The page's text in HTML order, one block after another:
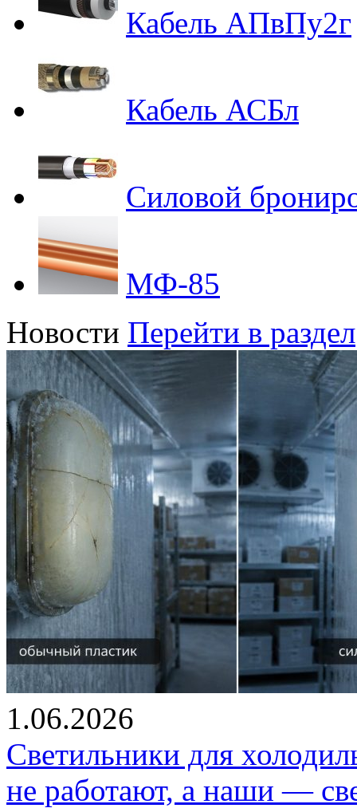
Кабель АПвПу2г
Кабель АСБл
Силовой
МФ-85
Новости Перейти в раздел
1.06.2026
Светильники для
не работают, а наши —